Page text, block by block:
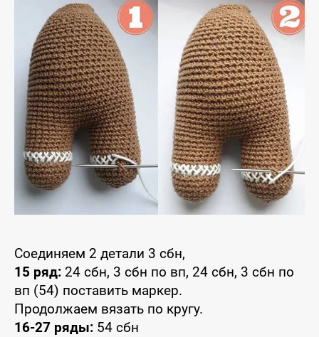
Соединяем 2 детали 3 сбн,
15 ряд: 24 сбн, 3 сбн по вп, 24 сбн, 3 сбн по
вп (54) поставить маркер.
Продолжаем вязать по кругу.
16-27 ряды: 54 сбн